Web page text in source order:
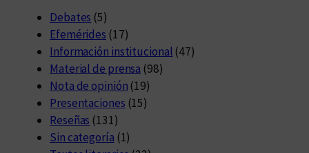
Debates (5)
Efemérides (17)
Información institucional (47)
Material de prensa (98)
Nota de opinión (19)
Presentaciones (15)
Reseñas (131)
Sin categoría (1)